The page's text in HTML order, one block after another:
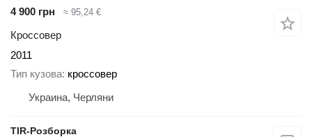
4 900 грн
≈ 95,24 €
Кроссовер
2011
Тип кузова кроссовер
Украина, Черляни
TIR-Розборка